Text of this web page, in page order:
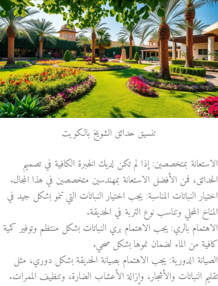
تنسيق حدائق الشويخ بالكويت
الاستعانة بمتخصصين: إذا لم تكن لديك الخبرة الكافية في تصميم
الحدائق، فمن الأفضل الاستعانة بمهندسين متخصصين في هذا المجال.
اختيار النباتات المناسبة: يجب اختيار النباتات التي تنمو بشكل جيد في
المناخ المحلي وتناسب نوع التربة في الحديقة.
الاهتمام بالري: يجب الاهتمام بري النباتات بشكل منتظم وتوفير كمية
كافية من الماء لضمان نموها بشكل صحي.
الصيانة الدورية: يجب الاهتمام بصيانة الحديقة بشكل دوري، مثل
تقليم النباتات والأشجار، وإزالة الأعشاب الضارة، وتنظيف الممرات.